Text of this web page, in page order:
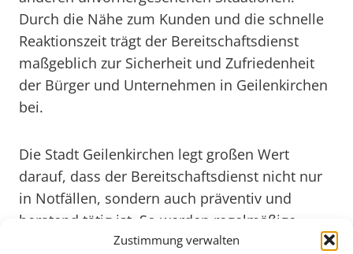
Zustimmung verwalten
Durch die Nähe zum Kunden und die schnelle
Reaktionszeit trägt der Bereitschaftsdienst
maßgeblich zur Sicherheit und Zufriedenheit
der Bürger und Unternehmen in Geilenkirchen
bei.
Die Stadt Geilenkirchen legt großen Wert
darauf, dass der Bereitschaftsdienst nicht nur
in Notfällen, sondern auch präventiv und
beratend tätig ist. So werden regelmäßige
Schulungen und Weiterbildungen angeboten,